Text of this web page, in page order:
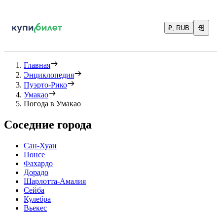
₽, RUB
Главная
Энциклопедия
Пуэрто-Рико
Умакао
Погода в Умакао
Соседние города
Сан-Хуан
Понсе
Фахардо
Дорадо
Шарлотта-Амалия
Сейба
Кулебра
Вьекес